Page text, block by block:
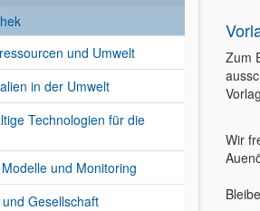
und Umwelt
in der Umwelt
Technologien für die
und Monitoring
Gesellschaft
Zum
Wir